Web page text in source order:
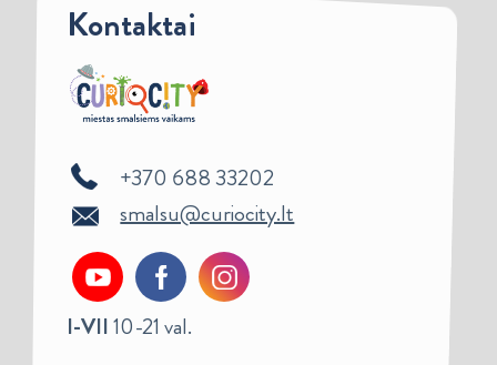
Kontaktai
+370 688 33202
smalsu@curiocity.lt
I-VII10-21 val.